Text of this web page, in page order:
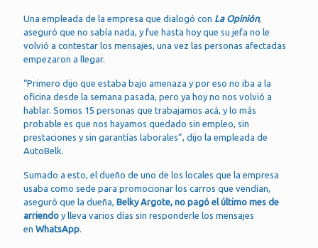
Una empleada de la empresa que dialogó con La Opinión,
aseguró que no sabía nada, y fue hasta hoy que su jefa no le
volvió a contestar los mensajes, una vez las personas afectadas
empezaron a llegar.
“Primero dijo que estaba bajo amenaza y por eso no iba a la
oficina desde la semana pasada, pero ya hoy no nos volvió a
hablar. Somos 15 personas que trabajamos acá, y lo más
probable es que nos hayamos quedado sin empleo, sin
prestaciones y sin garantías laborales”, dijo la empleada de
AutoBelk.
Sumado a esto, el dueño de uno de los locales que la empresa
usaba como sede para promocionar los carros que vendían,
aseguró que la dueña, Belky Argote, no pagó el último mes de
arriendo y lleva varios días sin responderle los mensajes
en WhatsApp.